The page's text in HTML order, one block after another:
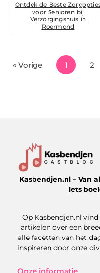
Ontdek de Beste
voor Senioren bij
Verzorgingshuis in
Roermond
« Vorige 1 2
Kasbendjen.nl – Van
iets
Op Kasbendjen.nl
artikelen over een
alle facetten van het
inspireren door onze
Onze informatie